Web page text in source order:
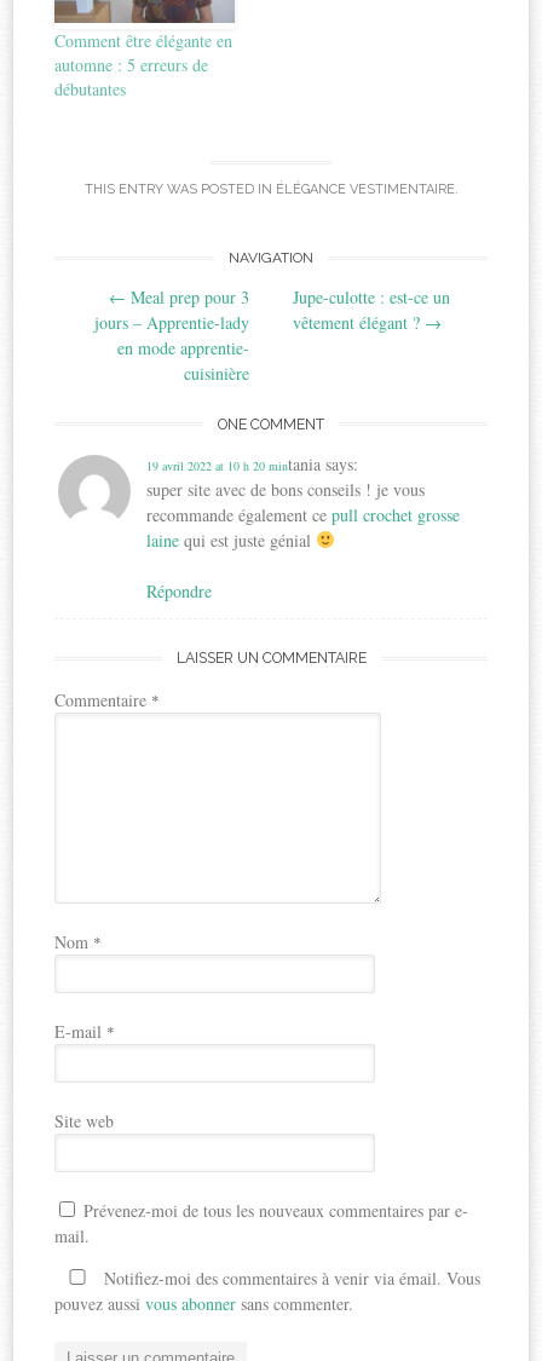
Comment être élégante en
automne : 5 erreurs de
débutantes
THIS ENTRY WAS POSTED IN ÉLÉGANCE VESTIMENTAIRE.
navigation
NAVIGATION
← Meal prep pour 3
jours – Apprentie-lady
en mode apprentie-
cuisinière
Jupe-culotte : est-ce un
vêtement élégant ? →
ONE COMMENT
tania says:
19 avril 2022 at 10 h 20 min
super site avec de bons conseils ! je vous
recommande également cepull crochet grosse
laine qui est juste génial
Répondre
LAISSER UN COMMENTAIRE
Commentaire *
Nom *
E-mail *
Site web
Prévenez-moi de tous les nouveaux commentaires par e-
mail.
Notifiez-moi des commentaires à venir via émail. Vous
pouvez aussivous abonner sans commenter.